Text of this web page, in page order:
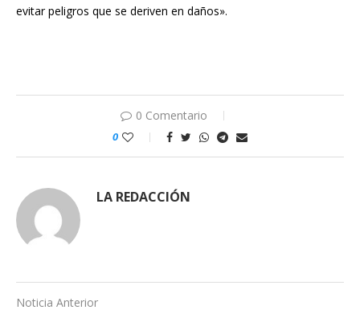
evitar peligros que se deriven en daños».
0 Comentario
0
LA REDACCIÓN
Noticia Anterior